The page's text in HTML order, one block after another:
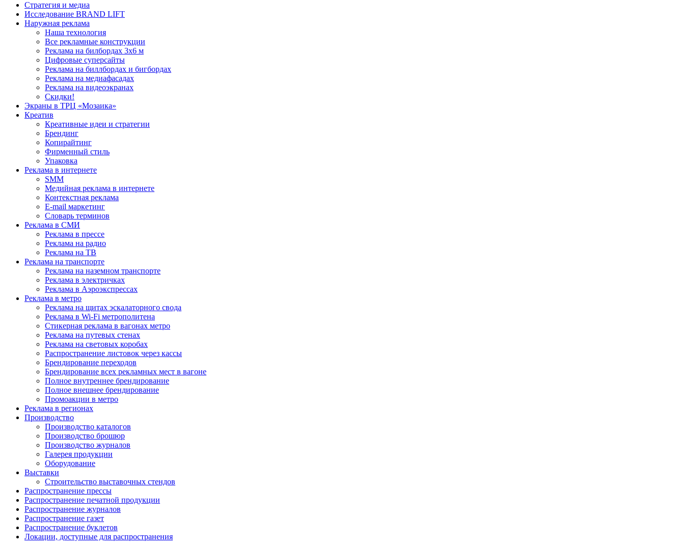
Стратегия и медиа
Исследование BRAND LIFT
Наружная реклама
Наша технология
Все рекламные конструкции
Реклама на билбордах 3х6 м
Цифровые суперсайты
Реклама на биллбордах и бигбордах
Реклама на медиафасадах
Реклама на видеоэкранах
Скидки!
Экраны в ТРЦ «Мозаика»
Креатив
Креативные идеи и стратегии
Брендинг
Копирайтинг
Фирменный стиль
Упаковка
Реклама в интернете
SMM
Медийная реклама в интернете
Контекстная реклама
E-mail маркетинг
Словарь терминов
Реклама в СМИ
Реклама в прессе
Реклама на радио
Реклама на ТВ
Реклама на транспорте
Реклама на наземном транспорте
Реклама в электричках
Реклама в Аэроэкспрессах
Реклама в метро
Реклама на щитах эскалаторного свода
Реклама в Wi-Fi метрополитена
Стикерная реклама в вагонах метро
Реклама на путевых стенах
Реклама на световых коробах
Распространение листовок через кассы
Брендирование переходов
Брендирование всех рекламных мест в вагоне
Полное внутреннее брендирование
Полное внешнее брендирование
Промоакции в метро
Реклама в регионах
Производство
Производство каталогов
Производство брошюр
Производство журналов
Галерея продукции
Оборудование
Выставки
Строительство выставочных стендов
Распространение прессы
Распространение печатной продукции
Распространение журналов
Распространение газет
Распространение буклетов
Локации, доступные для распространения